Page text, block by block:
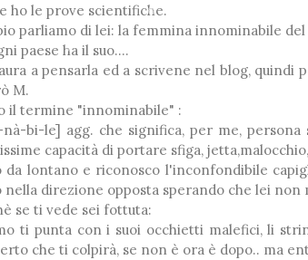
ho le prove scientifiche.
parliamo di lei: la femmina innominabile del
paese ha il suo....
a pensarla ed a scrivene nel blog, quindi
M.
il termine "innominabile" :
bi-le] agg. che significa, per me, persona
capacità di portare sfiga,
da lontano e riconosco l'inconfondibile
nella direzione opposta sperando che lei non
se ti vede sei fottuta:
ti punta con i suoi occhietti malefici, li
che ti colpirà, se non è ora è dopo.. ma
❅
*
❅
❅
❅